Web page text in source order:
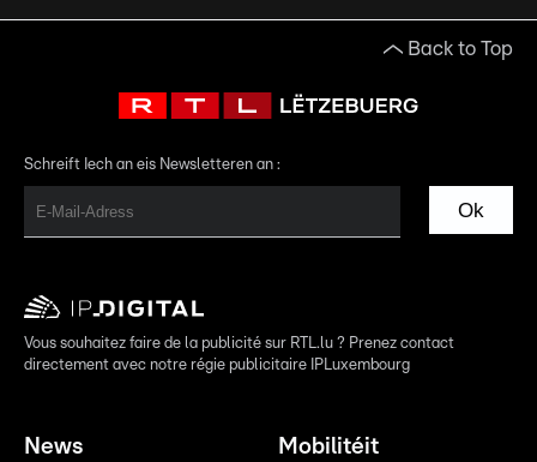
Back to Top
Schreift Iech an eis Newsletteren an :
Ok
Vous souhaitez faire de la publicité sur RTL.lu ? Prenez contact
directement avec notre régie publicitaire IPLuxembourg
News Mobilitéit